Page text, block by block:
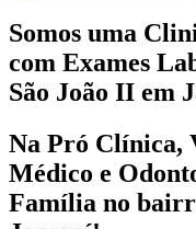
Somos uma
com Exames
São João II em
Na Pró Clínica,
Médico e
Família no